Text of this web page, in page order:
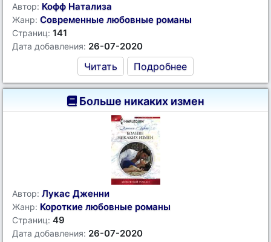
Автор: Кофф Натализа
Жанр: Современные любовные романы
Страниц: 141
Дата добавления: 26-07-2020
Читать Подробнее
Больше никаких измен
Автор: Лукас Дженни
Жанр: Короткие любовные романы
Страниц: 49
Дата добавления: 26-07-2020